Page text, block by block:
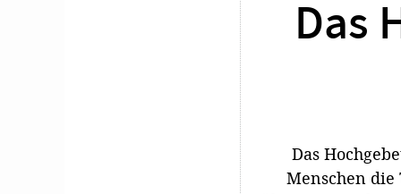
Das
Das
Menschen die